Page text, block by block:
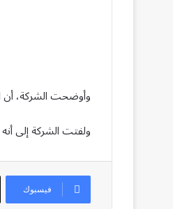
وأوضحت الشركة، أن
ولفتت الشركة إلى
فيسبوك